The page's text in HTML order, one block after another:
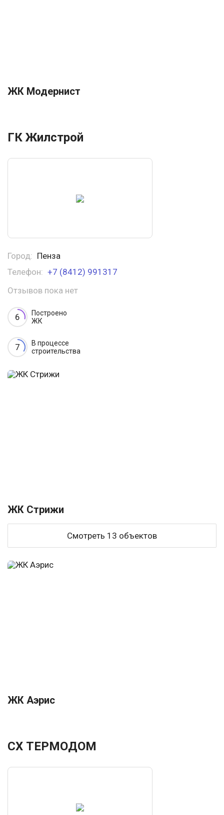
ЖК Модернист
ГК Жилстрой
Город: Пенза
Телефон: +7 (8412) 991317
Отзывов пока нет
6
Построено
ЖК
7
В процессе
строительства
ЖК Стрижи
Смотреть 13 объектов
ЖК Аэрис
СХ ТЕРМОДОМ